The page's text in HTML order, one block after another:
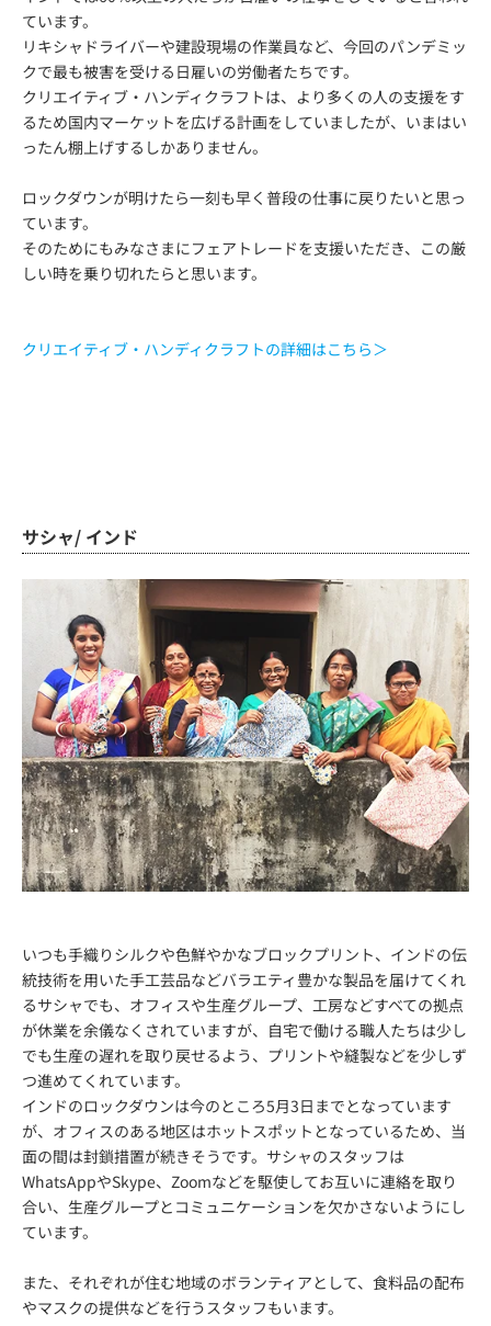
ています。
リキシャドライバーや建設現場の作業員など、今回のパンデミッ
クで最も被害を受ける日雇いの労働者たちです。
クリエイティブ・ハンディクラフトは、より多くの人の支援をす
るため国内マーケットを広げる計画をしていましたが、いまはい
ったん棚上げするしかありません。
ロックダウンが明けたら一刻も早く普段の仕事に戻りたいと思っ
ています。
そのためにもみなさまにフェアトレードを支援いただき、この厳
しい時を乗り切れたらと思います。
クリエイティブ・ハンディクラフトの詳細はこちら＞
サシャ/ インド
いつも手織りシルクや色鮮やかなブロックプリント、インドの伝
統技術を用いた手工芸品などバラエティ豊かな製品を届けてくれ
るサシャでも、オフィスや生産グループ、工房などすべての拠点
が休業を余儀なくされていますが、自宅で働ける職人たちは少し
でも生産の遅れを取り戻せるよう、プリントや縫製などを少しず
つ進めてくれています。
インドのロックダウンは今のところ5月3日までとなっています
が、オフィスのある地区はホットスポットとなっているため、当
面の間は封鎖措置が続きそうです。サシャのスタッフは
WhatsAppやSkype、Zoomなどを駆使してお互いに連絡を取り
合い、生産グループとコミュニケーションを欠かさないようにし
ています。
また、それぞれが住む地域のボランティアとして、食料品の配布
やマスクの提供などを行うスタッフもいます。